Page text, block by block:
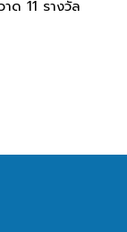
ด 11 รางวัล